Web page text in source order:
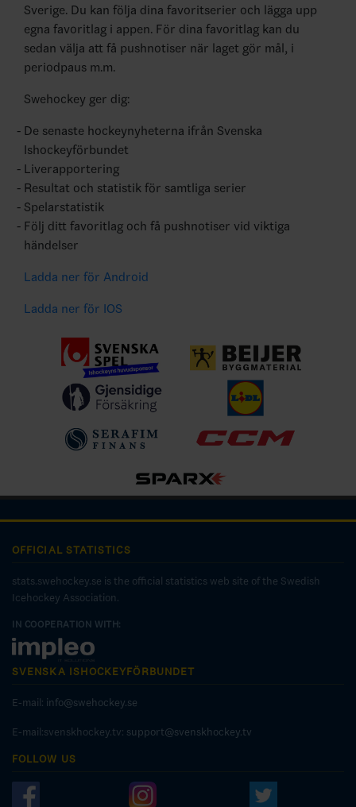
Sverige. Du kan följa dina favoritserier och lägga upp
egna favoritlag i appen. För dina favoritlag kan du
sedan välja att få pushnotiser när laget gör mål, i
periodpaus m.m.
Swehockey ger dig:
De senaste hockeynyheterna ifrån Svenska
Ishockeyförbundet
Liverapportering
Resultat och statistik för samtliga serier
Spelarstatistik
Följ ditt favoritlag och få pushnotiser vid viktiga
händelser
Ladda ner för Android
Ladda ner för IOS
OFFICIAL STATISTICS
stats.swehockey.se is the official statistics web site of the Swedish
Icehockey Association.
IN COOPERATION WITH:
SVENSKA ISHOCKEYFÖRBUNDET
E-mail: info@swehockey.se
E-mail:svenskhockey.tv: support@svenskhockey.tv
FOLLOW US